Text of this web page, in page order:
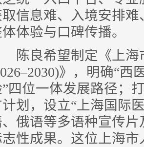
取信息难、入境安排
体验与口碑传播。
良希望制定《上海
》，明确“
四位一体发展路径；
计划，设立“上海国际
、俄语等多语种宣传
志性成果。这位上海